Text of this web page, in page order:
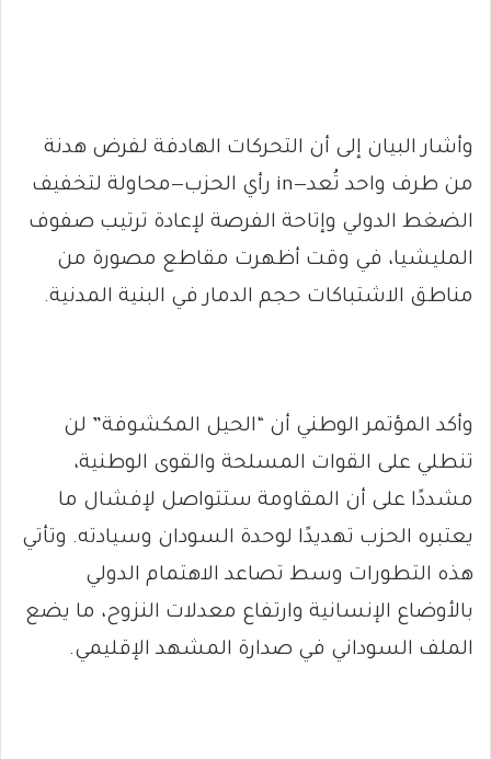
وأشار البيان إلى أن التحركات الهادفة لفرض هدنة
من طرف واحد تُعد—in رأي الحزب—محاولة لتخفيف
الضغط الدولي وإتاحة الفرصة لإعادة ترتيب صفوف
المليشيا، في وقت أظهرت مقاطع مصورة من
مناطق الاشتباكات حجم الدمار في البنية المدنية.
وأكد المؤتمر الوطني أن “الحيل المكشوفة” لن
تنطلي على القوات المسلحة والقوى الوطنية،
مشددًا على أن المقاومة ستتواصل لإفشال ما
يعتبره الحزب تهديدًا لوحدة السودان وسيادته. وتأتي
هذه التطورات وسط تصاعد الاهتمام الدولي
بالأوضاع الإنسانية وارتفاع معدلات النزوح، ما يضع
الملف السوداني في صدارة المشهد الإقليمي.